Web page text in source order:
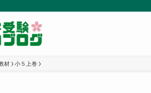
材 小５上巻